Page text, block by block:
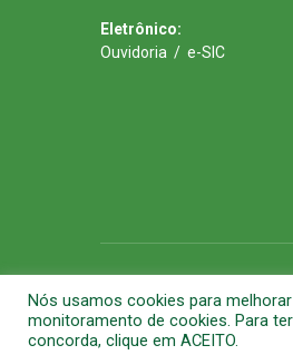
Eletrônico:
Ouvidoria / e-SIC
Nós usamos cookies para
monitoramento de cookies. Para
concorda, clique em ACEITO.